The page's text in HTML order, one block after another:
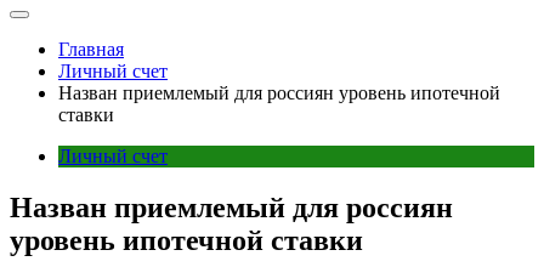
Главная
Личный счет
Назван приемлемый для россиян уровень ипотечной
ставки
Личный счет
Назван приемлемый для россиян
уровень ипотечной ставки